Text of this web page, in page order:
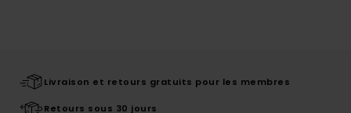
Livraison et retours gratuits pour les membres
Retours sous 30 jours